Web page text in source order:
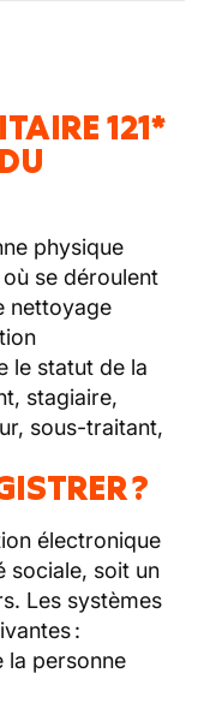
121*
physique
se déroulent
nettoyage
le statut de la
stagiaire,
sous-traitant,
?
électronique
sociale, soit un
Les systèmes
:
la personne